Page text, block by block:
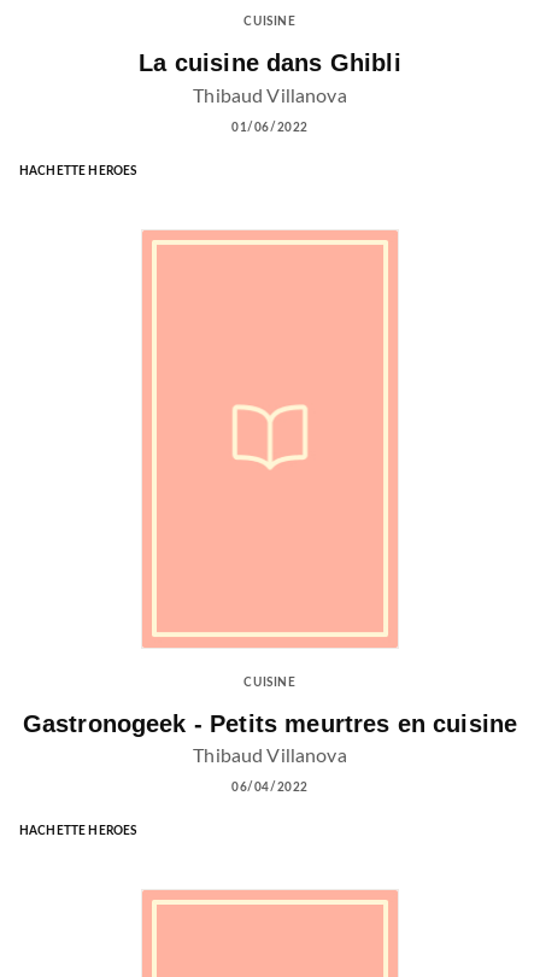
CUISINE
La cuisine dans Ghibli
Thibaud Villanova
01/06/2022
HACHETTE HEROES
CUISINE
Gastronogeek - Petits meurtres en cuisine
Thibaud Villanova
06/04/2022
HACHETTE HEROES